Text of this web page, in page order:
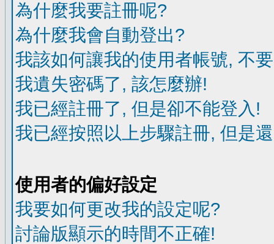
為什麼我要註冊呢?
為什麼我會自動登出?
我該如何讓我的使用者帳號, 不
我遺失密碼了, 該怎麼辦!
我已經註冊了, 但是卻不能登入!
我已經按照以上步驟註冊, 但是
使用者的偏好設定
我要如何更改我的設定呢?
討論版顯示的時間不正確!